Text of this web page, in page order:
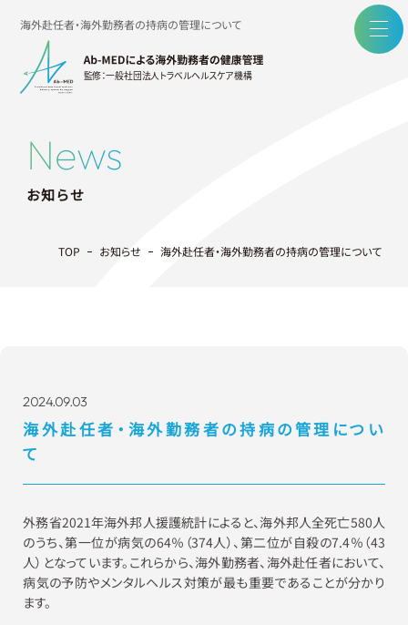
海外赴任者・海外勤務者の持病の管理について
News
お知らせ
TOP お知らせ 海外赴任者・海外勤務者の持病の管理について
2024.09.03
海外赴任者・海外勤務者の持病の管理につい
て
外務省2021年海外邦人援護統計によると、海外邦人全死亡580人
のうち、第一位が病気の64％（374人）、第二位が自殺の7.4％（43
人）となっています。これらから、海外勤務者、海外赴任者において、
病気の予防やメンタルヘルス対策が最も重要であることが分かり
ます。